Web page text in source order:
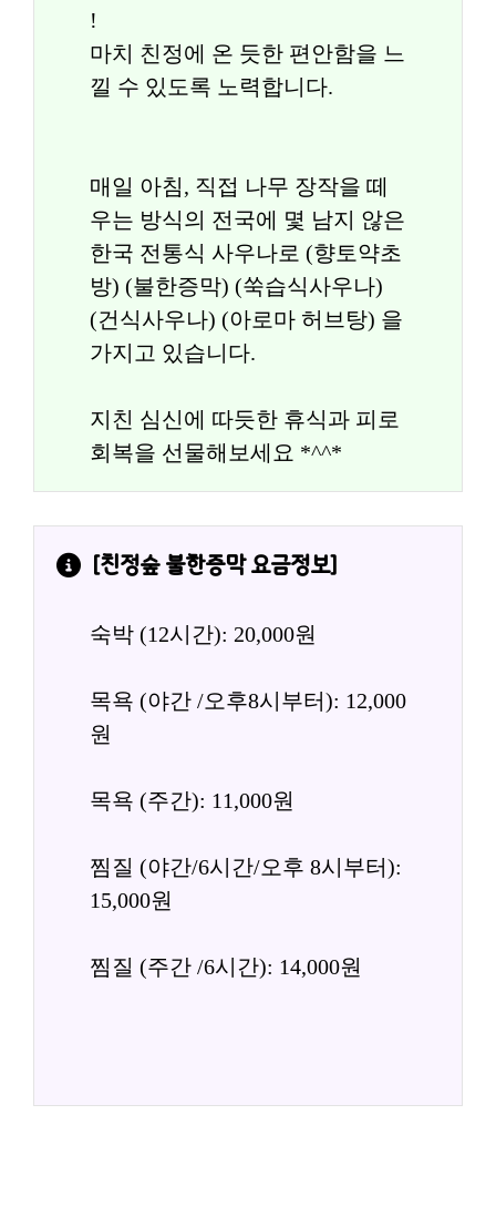
!
마치 친정에 온 듯한 편안함을 느
낄 수 있도록 노력합니다.
매일 아침, 직접 나무 장작을 떼
우는 방식의 전국에 몇 남지 않은
한국 전통식 사우나로 (향토약초
방) (불한증막) (쑥습식사우나)
(건식사우나) (아로마 허브탕) 을
가지고 있습니다.
지친 심신에 따듯한 휴식과 피로
회복을 선물해보세요 *^^*
[친정숲 불한증막 요금정보]
숙박 (12시간): 20,000원
목욕 (야간 /오후8시부터): 12,000
원
목욕 (주간): 11,000원
찜질 (야간/6시간/오후 8시부터):
15,000원
찜질 (주간 /6시간): 14,000원